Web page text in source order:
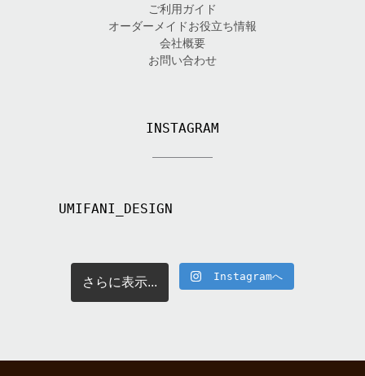
ご利用ガイド
オーダーメイドお役立ち情報
会社概要
お問い合わせ
INSTAGRAM
UMIFANI_DESIGN
さらに表示... Instagramへ